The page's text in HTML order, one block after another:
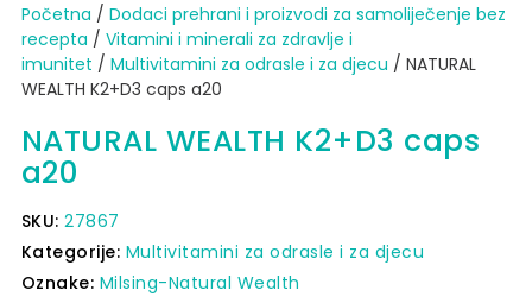
Početna / Dodaci prehrani i proizvodi za samoliječenje bez
recepta / Vitamini i minerali za zdravlje i
imunitet / Multivitamini za odrasle i za djecu / NATURAL
WEALTH K2+D3 caps a20
NATURAL WEALTH K2+D3 caps
a20
SKU:27867
Kategorije: Multivitamini za odrasle i za djecu
Oznake: Milsing-Natural Wealth